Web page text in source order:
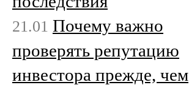
21.01 Почему важно
проверять репутацию
инвестора прежде, чем